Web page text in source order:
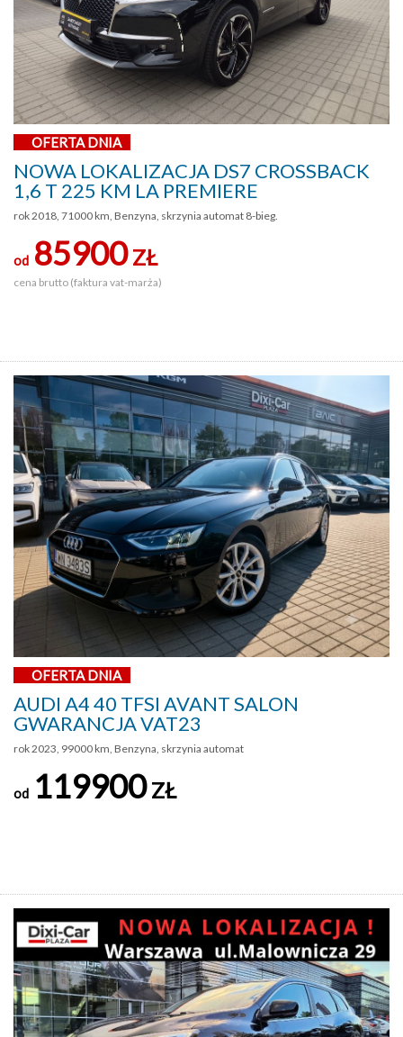
OFERTA DNIA
NOWA LOKALIZACJA DS7 CROSSBACK
1,6 T 225 KM LA PREMIERE
rok 2018, 71000 km, Benzyna, skrzynia automat 8-bieg.
od 85900ZŁ
cena brutto (faktura vat-marża)
OFERTA DNIA
AUDI A4 40 TFSI AVANT SALON
GWARANCJA VAT23
rok 2023, 99000 km, Benzyna, skrzynia automat
od 119900ZŁ